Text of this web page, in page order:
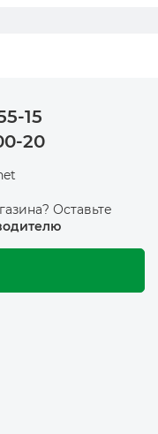
15
20
Оставьте